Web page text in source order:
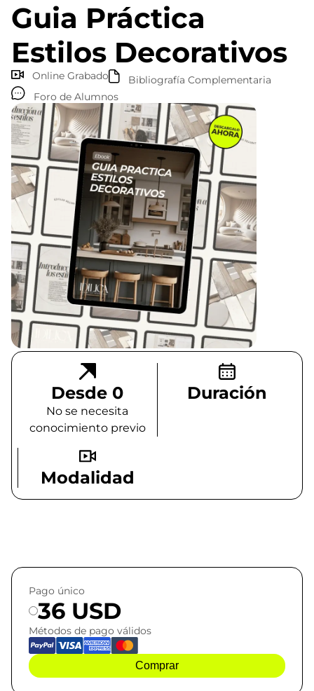
Guia Práctica
Estilos Decorativos
Online Grabado
Bibliografía Complementaria
Foro de Alumnos
Desde 0
No se necesita
conocimiento previo
Duración
Modalidad
Pago único
36 USD
Métodos de pago válidos
Comprar